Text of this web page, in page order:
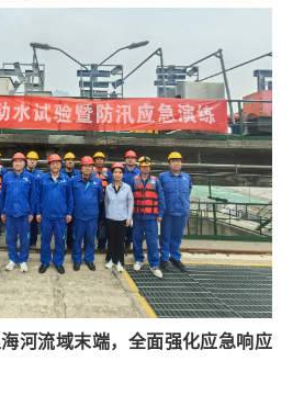
河流域末端，全面强化应急响应